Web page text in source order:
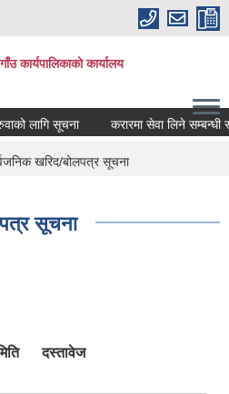
कार्यपालिकाको कार्यालय
लागि सूचना करारमा सेवा लिने सम्बन्धी
खरिद/बोलपत्र सूचना
सूचना
दस्तावेज